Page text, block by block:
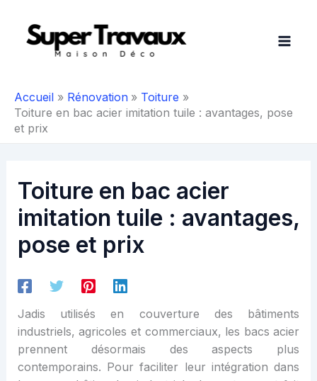
contenu
Accueil Rénovation
Toiture
Toiture en bac acier imitation tuile : avantages, pose
et prix
Toiture en bac acier
imitation tuile : avantages,
pose et prix
Jadis utilisés en couverture des bâtiments
industriels, agricoles et commerciaux, les bacs acier
prennent désormais des aspects plus
contemporains. Pour faciliter leur intégration dans